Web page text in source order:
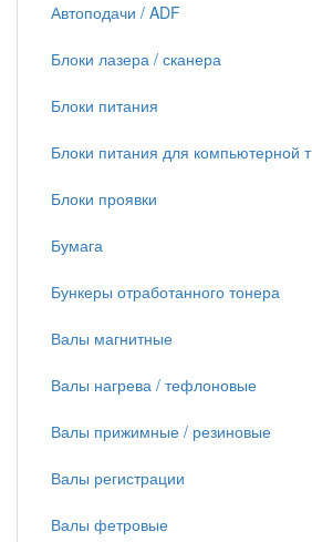
Автоподачи / ADF
Блоки лазера / сканера
Блоки питания
Блоки питания для компьютерной т
Блоки проявки
Бумага
Бункеры отработанного тонера
Валы магнитные
Валы нагрева / тефлоновые
Валы прижимные / резиновые
Валы регистрации
Валы фетровые